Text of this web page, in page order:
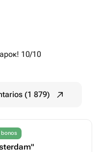
10/10
(1 879)